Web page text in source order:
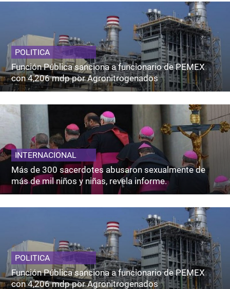
POLITICA
Función Pública sanciona a funcionario de PEMEX
con 4,206 mdp por Agronitrogenados
INTERNACIONAL
Más de 300 sacerdotes abusaron sexualmente de
más de mil niños y niñas, revela informe.
POLITICA
Función Pública sanciona a funcionario de PEMEX
con 4,206 mdp por Agronitrogenados